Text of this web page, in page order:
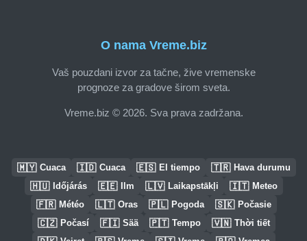
O nama Vreme.biz
Vaš pouzdani izvor za tačne, žive vremenske
prognoze za gradove širom sveta.
Vreme.biz © 2026. Sva prava zadržana.
🇲🇾 Cuaca 🇮🇩 Cuaca 🇪🇸 El tiempo 🇹🇷 Hava durumu
🇭🇺 Időjárás 🇪🇪 Ilm 🇱🇻 Laikapstākļi 🇮🇹 Meteo
🇫🇷 Météo 🇱🇹 Oras 🇵🇱 Pogoda 🇸🇰 Počasie
🇨🇿 Počasí 🇫🇮 Sää 🇵🇹 Tempo 🇻🇳 Thời tiết